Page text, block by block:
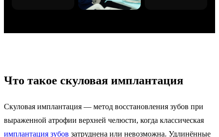
Что такое скуловая имплантация
Скуловая имплантация — метод восстановления зубов при
выраженной атрофии верхней челюсти, когда классическая
имплантация зубов затруднена или невозможна. Удлинённые